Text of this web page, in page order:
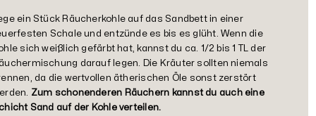
ein Stück Räucherkohle auf das Sandbett in einer
Schale und entzünde es bis es glüht. Wenn die
sich weißlich gefärbt hat, kannst du ca. 1/2 bis 1 TL der
darauf legen. Die Kräuter sollten niemals
da die wertvollen ätherischen Öle sonst zerstört
Zum schonenderen Räuchern kannst du auch eine
Sand auf der Kohle verteilen.